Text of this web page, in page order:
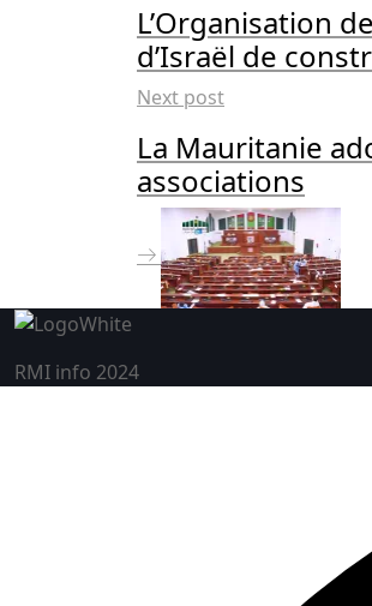
L’Organisation
d’Israël de
Next post
La Mauritanie
associations
RMI info 2024